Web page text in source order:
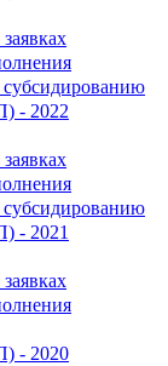
- 2022
- 2021
- 2020